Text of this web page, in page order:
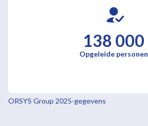
138 000
Opgeleide personen
ORSYS Group 2025-gegevens